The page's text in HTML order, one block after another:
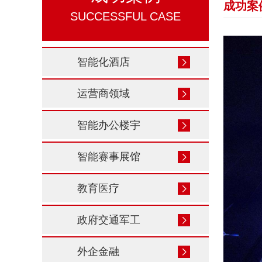
SUCCESSFUL CASE
智能化酒店
运营商领域
智能办公楼宇
智能赛事展馆
教育医疗
政府交通军工
外企金融
成功案